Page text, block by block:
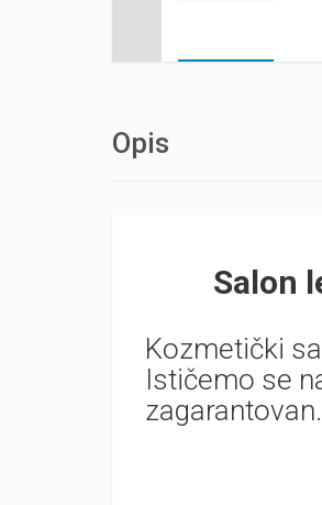
Opis
Salon
Kozmetički
Ističemo se
zagarantovan.